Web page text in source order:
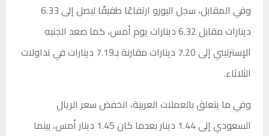
وفي المقابل، سجل اليورو ارتفاعًا طفيفًا ليصل إلى 6.33
دينارات مقابل 6.32 دينارات يوم أمس، كما صعد الجنيه
الإسترليني إلى 7.20 دينارات مقارنة بـ7.19 دينارات في تداولات
الثلاثاء.
وفي ما يتعلق بالعملات العربية، انخفض سعر الريال
السعودي إلى 1.44 دينار بعدما كان 1.45 دينار أمس، بينما